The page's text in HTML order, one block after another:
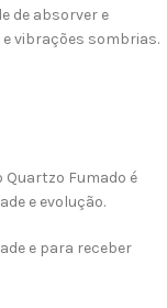
de absorver e
vibrações sombrias.
Quartzo Fumado é
e evolução.
e para receber